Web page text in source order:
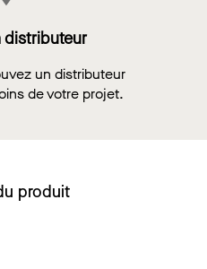
distributeur
un distributeur
de votre projet.
produit